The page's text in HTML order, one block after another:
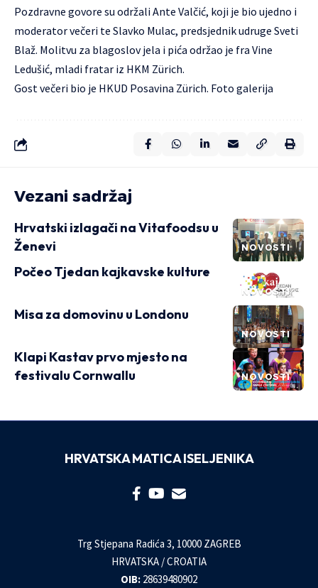
Pozdravne govore su održali Ante Valčić, koji je bio ujedno i
moderator večeri te Slavko Mulac, predsjednik udruge Sveti
Blaž. Molitvu za blagoslov jela i pića održao je fra Vine
Ledušić, mladi fratar iz HKM Zürich.
Gost večeri bio je HKUD Posavina Zürich. Foto galerija
Vezani sadržaj
NOVOSTI
Hrvatski izlagači na Vitafoodsu u
Ženevi
NOVOSTI
Počeo Tjedan kajkavske kulture
NOVOSTI
Misa za domovinu u Londonu
NOVOSTI
Klapi Kastav prvo mjesto na
festivalu Cornwallu
HRVATSKA MATICA ISELJENIKA
Trg Stjepana Radića 3, 10000 ZAGREB
HRVATSKA / CROATIA
OIB: 28639480902